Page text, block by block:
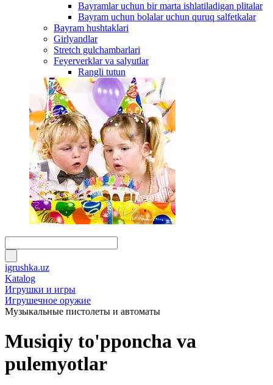
Bayramlar uchun bir marta ishlatiladigan plitalar
Bayram uchun bolalar uchun quruq salfetkalar
Bayram hushtaklari
Girlyandlar
Stretch gulchambarlari
Feyerverklar va salyutlar
Rangli tutun
igrushka.uz
Katalog
Игрушки и игры
Игрушечное оружие
Музыкальные пистолеты и автоматы
Musiqiy to'pponcha va
pulemyotlar